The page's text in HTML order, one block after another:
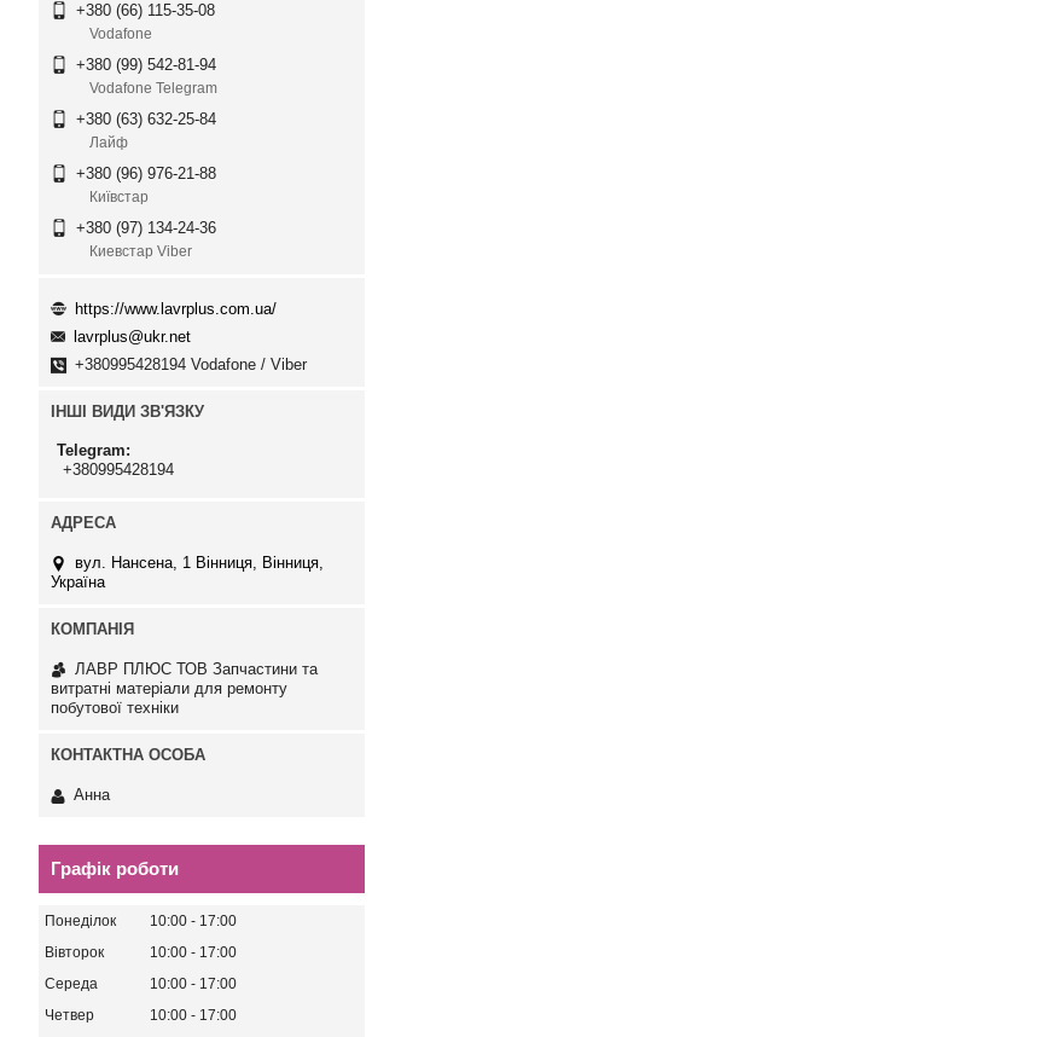
+380 (66) 115-35-08
Vodafone
+380 (99) 542-81-94
Vodafone Telegram
+380 (63) 632-25-84
Лайф
+380 (96) 976-21-88
Київстар
+380 (97) 134-24-36
Киевстар Viber
https://www.lavrplus.com.ua/
lavrplus@ukr.net
+380995428194 Vodafone / Viber
ІНШІ ВИДИ ЗВ'ЯЗКУ
Telegram
+380995428194
вул. Нансена, 1 Вінниця, Вінниця,
Україна
ЛАВР ПЛЮС ТОВ Запчастини та
витратні матеріали для ремонту
побутової техніки
Анна
Графік роботи
Понеділок 10:00
17:00
Вівторок
10:00
17:00
Середа
10:00
17:00
Четвер
10:00 17:00